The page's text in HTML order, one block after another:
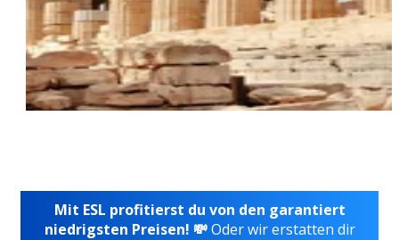
Mit ESL profitierst du von den garantiert
niedrigsten Preisen! 💸Oder wir erstatten dir